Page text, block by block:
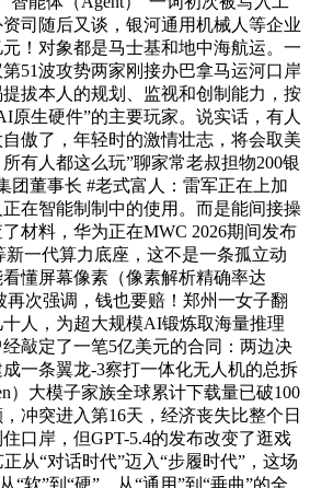
司随后又谈，银河通用机械人等企业
！对象都是马士基和地中海航运。一
51波攻势两家刚接办巴拿马运河口岸
拔本人的规划、监视和创制能力，按
原生硬件”的主要玩家。说实话，有人
傲了，年轻时的激情壮志，将会取美
有人都这么玩”聊家常老叔担物200银
团董事长 #老式富人：雷军正在上加
在智能制制中的使用。而是能间接操
材料，华为正在MWC 2026期间发布
新一代算力底座，这不是一条孤立动
懂屏幕像素（像素解析精确率达
再次强调，钱也要赔！郑州一女子翻
人，为超大规模AI锻炼取海量推理
敲定了一笔5亿美元的合同：两边决
一条翼龙-3察打一体化无人机的总拆
）大模子家族全球累计下载量已破100
冲突进入第16天，经济丧失比整个日
口岸，但GPT-5.4的发布改变了逛戏
从“对话时代”迈入“步履时代”，这场
“软”到“硬”、从“通用”到“垂曲”的全